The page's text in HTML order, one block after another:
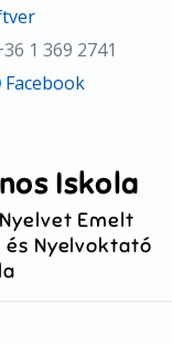
1 369 2741
Facebook
Iskola
Emelt
és Nyelvoktató